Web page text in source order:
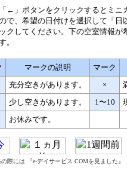
←」ボタンをクリックするとミニ
で、希望の日付けを選択して「日
クしてください。下の空室情報が
。
マークの説明
マーク
充分空きがあります。 ×
少し空きがあります。 1〜10
お休みです。
際には 『e-デイサービス.COMを見ました